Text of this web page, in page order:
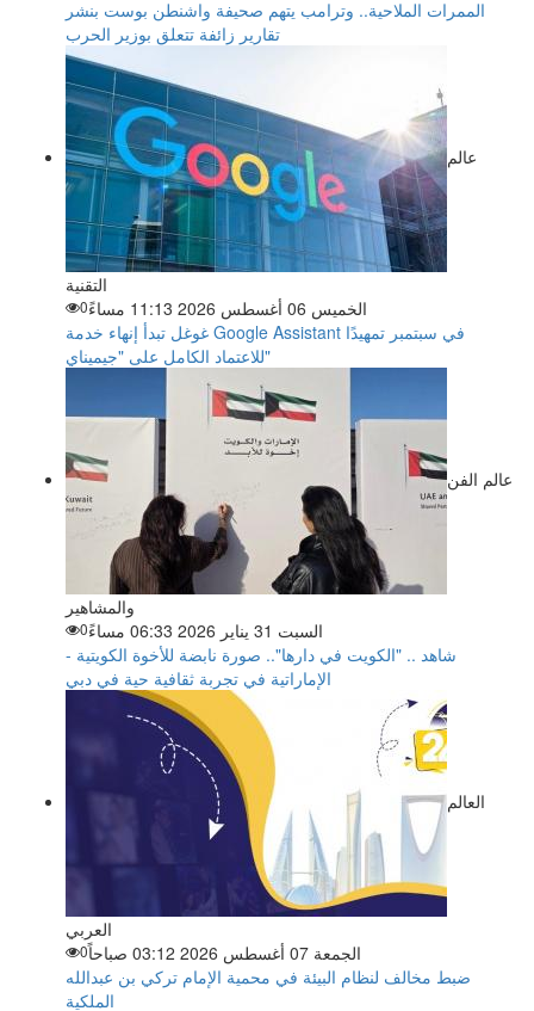
الممرات الملاحية.. وترامب يتهم صحيفة واشنطن بوست بنشر
تقارير زائفة تتعلق بوزير الحرب
عالم
التقنية
الخميس 06 أغسطس 2026 11:13 مساءً
0
غوغل تبدأ إنهاء خدمة Google Assistant في سبتمبر تمهيدًا
للاعتماد الكامل على "جيميناي"
عالم الفن
والمشاهير
السبت 31 يناير 2026 06:33 مساءً
0
شاهد .. "الكويت في دارها".. صورة نابضة للأخوة الكويتية -
الإماراتية في تجربة ثقافية حية في دبي
العالم
العربي
الجمعة 07 أغسطس 2026 03:12 صباحاً
0
ضبط مخالف لنظام البيئة في محمية الإمام تركي بن عبدالله
الملكية